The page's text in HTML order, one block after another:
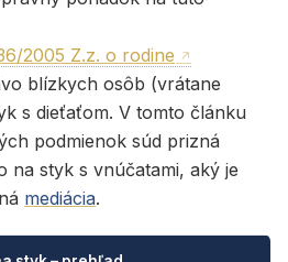
2005 Z.z. o rodine
blízkych osôb (vrátane
s dieťaťom. V tomto článku
podmienok súd prizná
na styk s vnúčatami, aký je
mediácia.